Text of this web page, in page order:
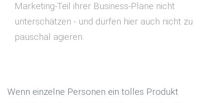
Marketing-Teil ihrer Business-Pläne nicht
unterschätzen - und dürfen hier auch nicht zu
pauschal agieren.
Wenn einzelne Personen ein tolles Produkt